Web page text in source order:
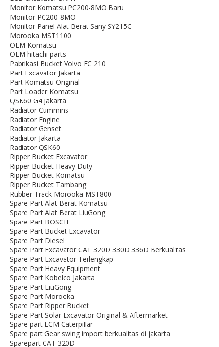
Monitor Komatsu PC200-8MO Baru
Monitor PC200-8MO
Monitor Panel Alat Berat Sany SY215C
Morooka MST1100
OEM Komatsu
OEM hitachi parts
Pabrikasi Bucket Volvo EC 210
Part Excavator Jakarta
Part Komatsu Original
Part Loader Komatsu
QSK60 G4 Jakarta
Radiator Cummins
Radiator Engine
Radiator Genset
Radiator Jakarta
Radiator QSK60
Ripper Bucket Excavator
Ripper Bucket Heavy Duty
Ripper Bucket Komatsu
Ripper Bucket Tambang
Rubber Track Morooka MST800
Spare Part Alat Berat Komatsu
Spare Part Alat Berat LiuGong
Spare Part BOSCH
Spare Part Bucket Excavator
Spare Part Diesel
Spare Part Excavator CAT 320D 330D 336D Berkualitas
Spare Part Excavator Terlengkap
Spare Part Heavy Equipment
Spare Part Kobelco Jakarta
Spare Part LiuGong
Spare Part Morooka
Spare Part Ripper Bucket
Spare Part Solar Excavator Original & Aftermarket
Spare part ECM Caterpillar
Spare part Gear swing import berkualitas di jakarta
Sparepart CAT 320D